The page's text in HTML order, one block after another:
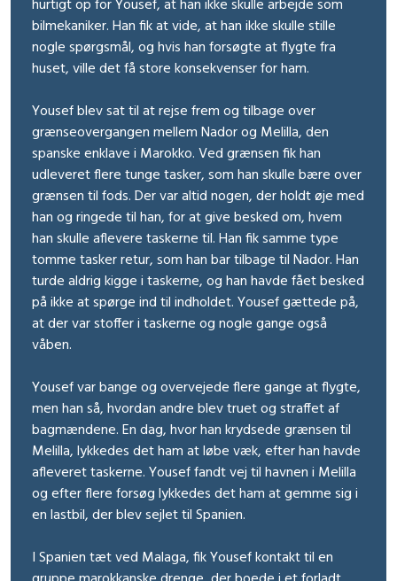
bilmekaniker. Han fik at vide, at han ikke skulle stille
nogle spørgsmål, og hvis han forsøgte at flygte fra
huset, ville det få store konsekvenser for ham.
Yousef blev sat til at rejse frem og tilbage over
grænseovergangen mellem Nador og Melilla, den
spanske enklave i Marokko. Ved grænsen fik han
udleveret flere tunge tasker, som han skulle bære over
grænsen til fods. Der var altid nogen, der holdt øje med
han og ringede til han, for at give besked om, hvem
han skulle aflevere taskerne til. Han fik samme type
tomme tasker retur, som han bar tilbage til Nador. Han
turde aldrig kigge i taskerne, og han havde fået besked
på ikke at spørge ind til indholdet. Yousef gættede på,
at der var stoffer i taskerne og nogle gange også
våben.
Yousef var bange og overvejede flere gange at flygte,
men han så, hvordan andre blev truet og straffet af
bagmændene. En dag, hvor han krydsede grænsen til
Melilla, lykkedes det ham at løbe væk, efter han havde
afleveret taskerne. Yousef fandt vej til havnen i Melilla
og efter flere forsøg lykkedes det ham at gemme sig i
en lastbil, der blev sejlet til Spanien.
I Spanien tæt ved Malaga, fik Yousef kontakt til en
gruppe marokkanske drenge, der boede i et forladt